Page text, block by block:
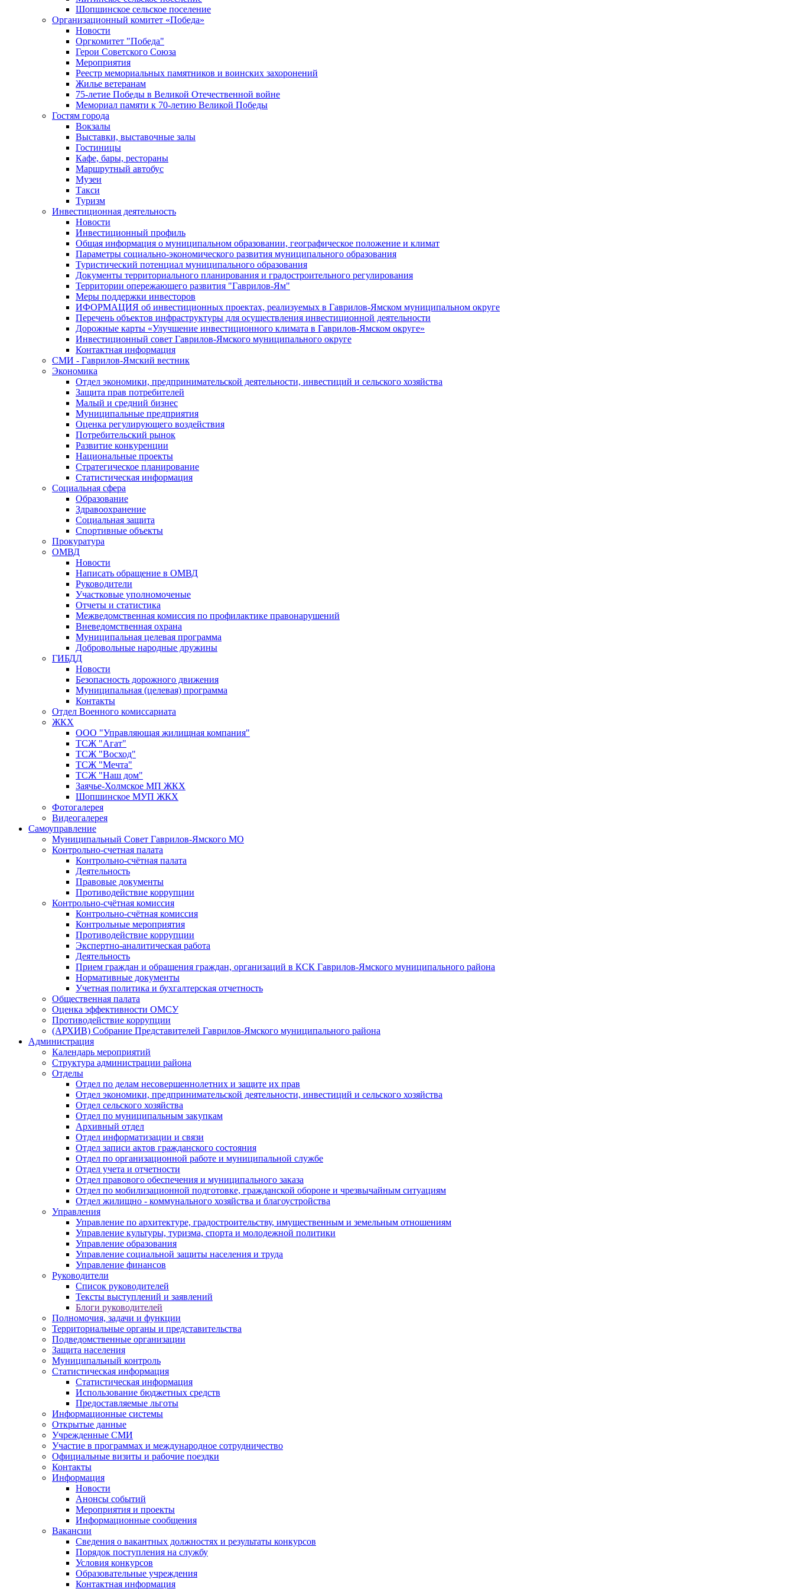
Шопшинское сельское поселение
Организационный комитет «Победа»
Новости
Оргкомитет "Победа"
Герои Советского Союза
Мероприятия
Реестр мемориальных памятников и воинских захоронений
Жилье ветеранам
75-летие Победы в Великой Отечественной войне
Мемориал памяти к 70-летию Великой Победы
Гостям города
Вокзалы
Выставки, выставочные залы
Гостиницы
Кафе, бары, рестораны
Маршрутный автобус
Музеи
Такси
Туризм
Инвестиционная деятельность
Новости
Инвестиционный профиль
Общая информация о муниципальном образовании, географическое положение и климат
Параметры социально-экономического развития муниципального образования
Туристический потенциал муниципального образования
Документы территориального планирования и градостроительного регулирования
Территории опережающего развития "Гаврилов-Ям"
Меры поддержки инвесторов
ИФОРМАЦИЯ об инвестиционных проектах, реализуемых в Гаврилов-Ямском муниципальном округе
Перечень объектов инфраструктуры для осуществления инвестиционной деятельности
Дорожные карты «Улучшение инвестиционного климата в Гаврилов-Ямском округе»
Инвестиционный совет Гаврилов-Ямского муниципального округе
Контактная информация
СМИ - Гаврилов-Ямский вестник
Экономика
Отдел экономики, предпринимательской деятельности, инвестиций и сельского хозяйства
Защита прав потребителей
Малый и средний бизнес
Муниципальные предприятия
Оценка регулирующего воздействия
Потребительский рынок
Развитие конкуренции
Национальные проекты
Стратегическое планирование
Статистическая информация
Социальная сфера
Образование
Здравоохранение
Социальная защита
Спортивные объекты
Прокуратура
ОМВД
Новости
Написать обращение в ОМВД
Руководители
Участковые уполномоченые
Отчеты и статистика
Межведомственная комиссия по профилактике правонарушений
Вневедомственная охрана
Муниципальная целевая программа
Добровольные народные дружины
ГИБДД
Новости
Безопасность дорожного движения
Муниципальная (целевая) программа
Контакты
Отдел Военного комиссариата
ЖКХ
ООО "Управляющая жилищная компания"
ТСЖ "Агат"
ТСЖ "Восход"
ТСЖ "Мечта"
ТСЖ "Наш дом"
Заячье-Холмское МП ЖКХ
Шопшинское МУП ЖКХ
Фотогалерея
Видеогалерея
Самоуправление
Муниципальный Совет Гаврилов-Ямского МО
Контрольно-счетная палата
Контрольно-счётная палата
Деятельность
Правовые документы
Противодействие коррупции
Контрольно-счётная комиссия
Контрольно-счётная комиссия
Контрольные мероприятия
Противодействие коррупции
Экспертно-аналитическая работа
Деятельность
Прием граждан и обращения граждан, организаций в КСК Гаврилов-Ямского муниципального района
Нормативные документы
Учетная политика и бухгалтерская отчетность
Общественная палата
Оценка эффективности ОМСУ
Противодействие коррупции
(АРХИВ) Собрание Представителей Гаврилов-Ямского муниципального района
Администрация
Календарь мероприятий
Структура администрации района
Отделы
Отдел по делам несовершеннолетних и защите их прав
Отдел экономики, предпринимательской деятельности, инвестиций и сельского хозяйства
Отдел сельского хозяйства
Отдел по муниципальным закупкам
Архивный отдел
Отдел информатизации и связи
Отдел записи актов гражданского состояния
Отдел по организационной работе и муниципальной службе
Отдел учета и отчетности
Отдел правового обеспечения и муниципального заказа
Отдел по мобилизационной подготовке, гражданской обороне и чрезвычайным ситуациям
Отдел жилищно - коммунального хозяйства и благоустройства
Управления
Управление по архитектуре, градостроительству, имущественным и земельным отношениям
Управление культуры, туризма, спорта и молодежной политики
Управление образования
Управление социальной защиты населения и труда
Управление финансов
Руководители
Список руководителей
Тексты выступлений и заявлений
Блоги руководителей
Полномочия, задачи и функции
Территориальные органы и представительства
Подведомственные организации
Защита населения
Муниципальный контроль
Статистическая информация
Статистическая информация
Использование бюджетных средств
Предоставляемые льготы
Информационные системы
Открытые данные
Учрежденные СМИ
Участие в программах и международное сотрудничество
Официальные визиты и рабочие поездки
Контакты
Информация
Новости
Анонсы событий
Мероприятия и проекты
Информационные сообщения
Вакансии
Сведения о вакантных должностях и результаты конкурсов
Порядок поступления на службу
Условия конкурсов
Образовательные учреждения
Контактная информация